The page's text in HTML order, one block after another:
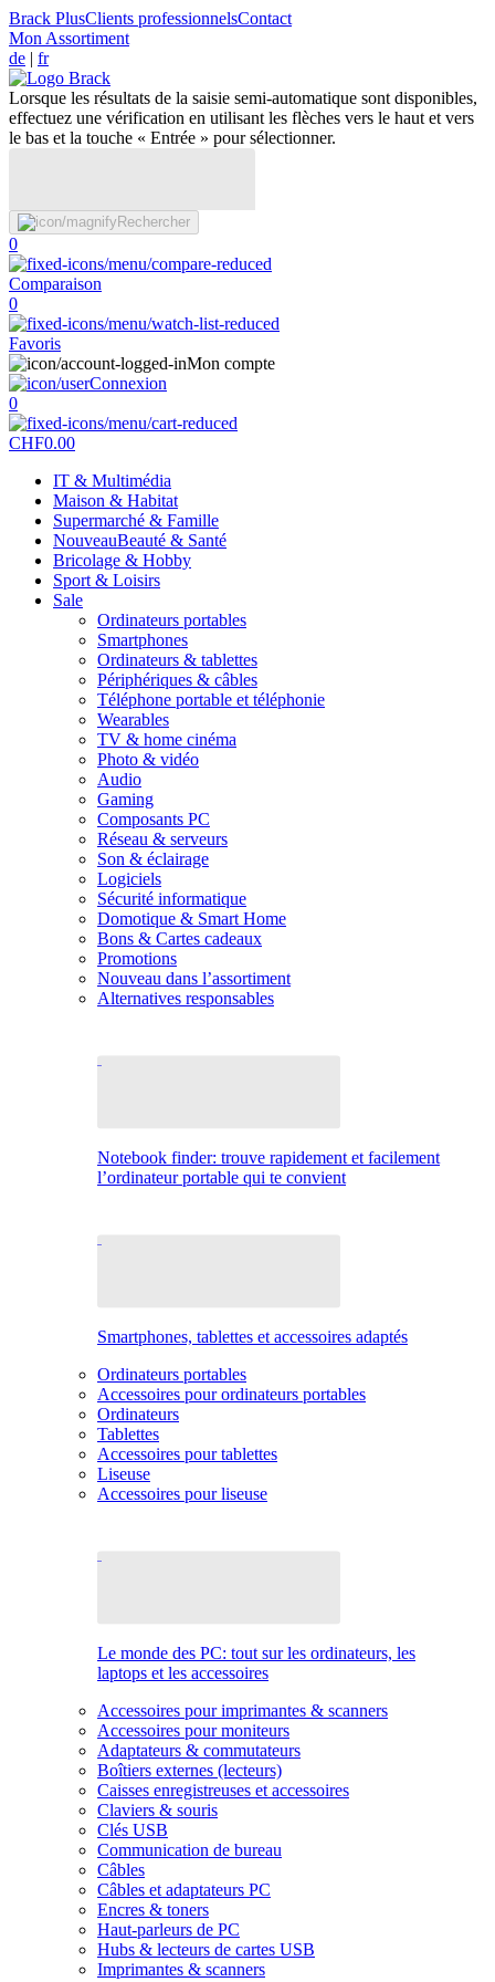
Brack PlusClients professionnelsContact
Mon Assortiment
de | fr
Lorsque les résultats de la saisie semi-automatique sont disponibles,
effectuez une vérification en utilisant les flèches vers le haut et vers
le bas et la touche « Entrée » pour sélectionner.
Rechercher
0
Comparaison
0
Favoris
Mon compte
Connexion
0
CHF0.00
IT & Multimédia
Maison & Habitat
Supermarché & Famille
NouveauBeauté & Santé
Bricolage & Hobby
Sport & Loisirs
Sale
Ordinateurs portables
Smartphones
Ordinateurs & tablettes
Périphériques & câbles
Téléphone portable et téléphonie
Wearables
TV & home cinéma
Photo & vidéo
Audio
Gaming
Composants PC
Réseau & serveurs
Son & éclairage
Logiciels
Sécurité informatique
Domotique & Smart Home
Bons & Cartes cadeaux
Promotions
Nouveau dans l’assortiment
Alternatives responsables
Notebook finder: trouve rapidement et facilement
l’ordinateur portable qui te convient
Smartphones, tablettes et accessoires adaptés
Ordinateurs portables
Accessoires pour ordinateurs portables
Ordinateurs
Tablettes
Accessoires pour tablettes
Liseuse
Accessoires pour liseuse
Le monde des PC: tout sur les ordinateurs, les
laptops et les accessoires
Accessoires pour imprimantes & scanners
Accessoires pour moniteurs
Adaptateurs & commutateurs
Boîtiers externes (lecteurs)
Caisses enregistreuses et accessoires
Claviers & souris
Clés USB
Communication de bureau
Câbles
Câbles et adaptateurs PC
Encres & toners
Haut-parleurs de PC
Hubs & lecteurs de cartes USB
Imprimantes & scanners